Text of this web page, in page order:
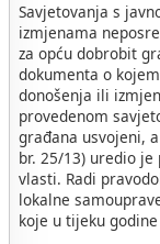
Savjetovanja s
izmjenama
za opću dobrobit
dokumenta o
donošenja ili
provedenom
građana usvojeni,
br. 25/13) uredio
vlasti. Radi
lokalne
koje u tijeku